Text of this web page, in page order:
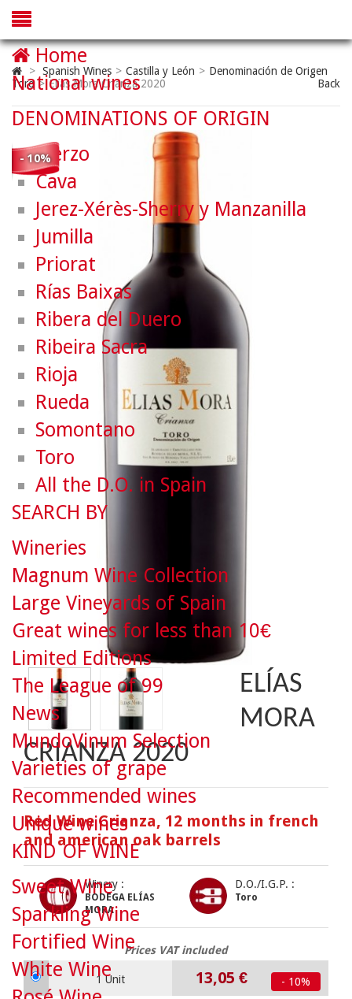
> Spanish Wines > Castilla y León > Denominación de Origen
Toro > Elías Mora Crianza 2020 Back
- 10%
ELÍAS
MORA
CRIANZA 2020
Red Wine Crianza, 12 months in french
and american oak barrels
Winery :
BODEGA ELÍAS
MORA
D.O./I.G.P. :
Toro
Prices VAT included
1 Unit 13,05 € - 10%
Home
National wines
DENOMINATIONS OF ORIGIN
Bierzo
Cava
Jerez-Xérès-Sherry y Manzanilla
Jumilla
Priorat
Rías Baixas
Ribera del Duero
Ribeira Sacra
Rioja
Rueda
Somontano
Toro
All the D.O. in Spain
SEARCH BY
Wineries
Magnum Wine Collection
Large Vineyards of Spain
Great wines for less than 10€
Limited Editions
The League of 99
News
MundoVinum Selection
Varieties of grape
Recommended wines
Unique wines
KIND OF WINE
Sweet Wine
Sparkling Wine
Fortified Wine
White Wine